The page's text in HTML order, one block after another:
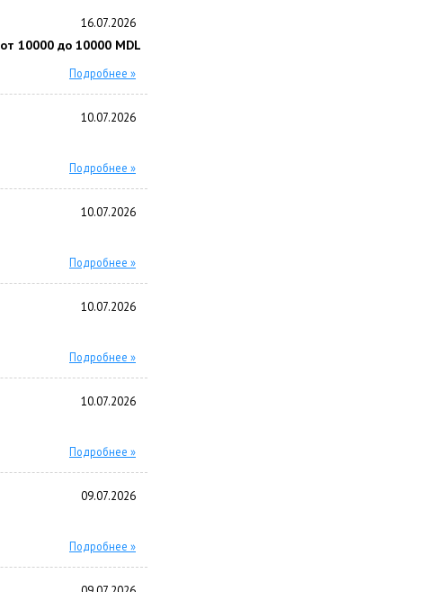
16.07.2026
от 10000 до 10000 MDL
Подробнее »
10.07.2026
Подробнее »
10.07.2026
Подробнее »
10.07.2026
Подробнее »
10.07.2026
Подробнее »
09.07.2026
Подробнее »